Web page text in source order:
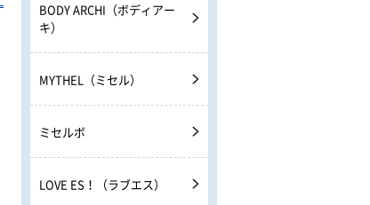
BODY ARCHI（ボディアー
キ）
MYTHEL（ミセル）
ミセルボ
LOVE ES！（ラブエス）